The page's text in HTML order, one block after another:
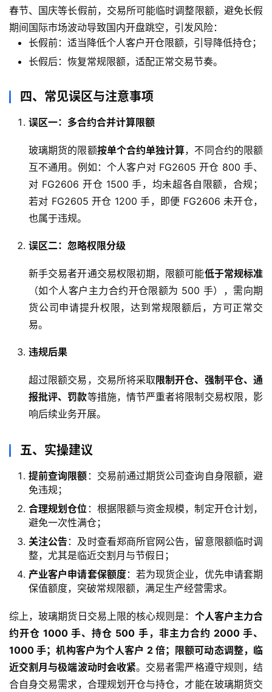
行
情
油
期
春节、国庆等长假前，交易所可能临时调整限额，避免长假
期间国际市场波动导致国内开盘跳空，引发风险：
长假前：适当降低个人客户开仓限额，引导降低持仓；
长假后：恢复常规限额，适配正常交易节奏。
四、常见误区与注意事项
误区一：多合约合并计算限额
玻璃期货的限额按单个合约单独计算，不同合约的限额
互不通用。例如：个人客户对 FG2605 开仓 800 手、
对 FG2606 开仓 1500 手，均未超各自限额，合规；
若对 FG2605 开仓 1200 手，即便 FG2606 未开仓，
也属于违规。
误区二：忽略权限分级
新手交易者开通交易权限初期，限额可能低于常规标准
（如个人客户主力合约开仓限额为 500 手），需向期
货公司申请提升权限，达到常规限额后，方可正常交
易。
违规后果
超过限额交易，交易所将采取限制开仓、强制平仓、通
报批评、罚款等措施，情节严重者将限制交易权限，影
响后续业务开展。
五、实操建议
提前查询限额 ：交易前通过期货公司查询自身限额，避
免违规；
合理规划仓位 ：根据限额与资金规模，制定开仓计划，
避免一次性满仓；
关注公告 ：及时查看郑商所官网公告，留意限额临时调
整，尤其是临近交割月与节假日；
产业客户申请套保额度：若为现货企业，优先申请套期
保值额度，突破常规限额，满足生产经营需求。
综上，玻璃期货日交易上限的核心规则是： 个人客户主力合
约开仓 1000 手、持仓 500 手，非主力合约 2000 手、
1000 手；机构客户为个人客户 2 倍；限额可动态调整，临
近交割月与极端波动时会收紧。交易者需严格遵守规则，结
合自身交易需求，合理规划开仓与持仓，才能在玻璃期货交